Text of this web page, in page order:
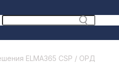
ELMA365 CSP / ОРД